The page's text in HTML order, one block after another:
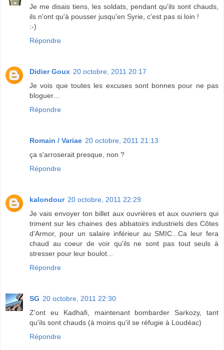
Je me disais tiens, les soldats, pendant qu'ils sont chauds,
ils n'ont qu'à pousser jusqu'en Syrie, c'est pas si loin !
:-)
Répondre
Didier Goux 20 octobre, 2011 20:17
Je vois que toutes les excuses sont bonnes pour ne pas
bloguer…
Répondre
Romain / Variae 20 octobre, 2011 21:13
ça s'arroserait presque, non ?
Répondre
kalondour 20 octobre, 2011 22:29
Je vais envoyer ton billet aux ouvrières et aux ouvriers qui
triment sur les chaines des abbatoirs industriels des Côtes
d'Armor, pour un salaire inférieur au SMIC...Ca leur fera
chaud au coeur de voir qu'ils ne sont pas tout seuls à
stresser pour leur boulot...
Répondre
SG 20 octobre, 2011 22:30
Z'ont eu Kadhafi, maintenant bombarder Sarkozy, tant
qu'ils sont chauds (à moins qu'il se réfugie à Loudéac)
Répondre